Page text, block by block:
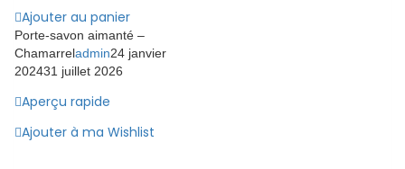
Ajouter au panier
Porte-savon aimanté –
Chamarreladmin24 janvier
202431 juillet 2026
Aperçu rapide
Ajouter à ma Wishlist